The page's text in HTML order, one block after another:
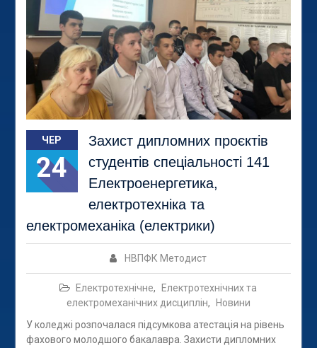
ЧЕР
24
Захист дипломних проєктів
студентів спеціальності 141
Електроенергетика,
електротехніка та
електромеханіка (електрики)
НВПФК Методист
Електротехнічне,
Електротехнічних та
електромеханічних дисциплін,
Новини
У коледжі розпочалася підсумкова атестація на рівень
фахового молодшого бакалавра. Захисти дипломних